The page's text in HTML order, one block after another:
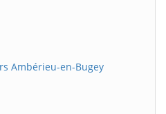
Ambérieu-en-Bugey